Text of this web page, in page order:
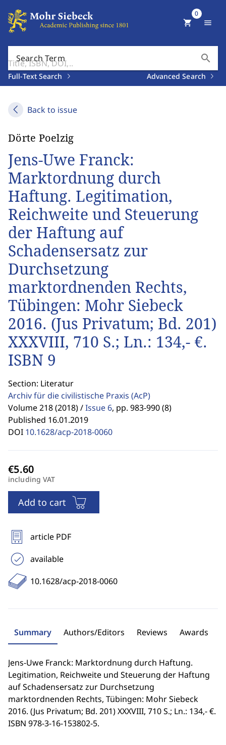
Search Term search
Full-Text Search Advanced Search
shopping_cart
0
menu
Back to issue
Dörte Poelzig
Jens-Uwe Franck:
Marktordnung durch
Haftung. Legitimation,
Reichweite und Steuerung
der Haftung auf
Schadensersatz zur
Durchsetzung
marktordnenden Rechts,
Tübingen: Mohr Siebeck
2016. (Jus Privatum; Bd. 201)
XXXVIII, 710 S.; Ln.: 134,- €.
ISBN 9
Section: Literatur
Archiv für die civilistische Praxis (AcP)
Volume 218 (2018) /Issue 6, pp. 983-990 (8)
Published 16.01.2019
DOI 10.1628/acp-2018-0060
including VAT
Add to cart
article PDF
available
10.1628/acp-2018-0060
Summary Authors/Editors Reviews Awards
Jens-Uwe Franck: Marktordnung durch Haftung.
Legitimation, Reichweite und Steuerung der Haftung
auf Schadensersatz zur Durchsetzung
marktordnenden Rechts, Tübingen: Mohr Siebeck
2016. (Jus Privatum; Bd. 201) XXXVIII, 710 S.; Ln.: 134,- €.
ISBN 978-3-16-153802-5.